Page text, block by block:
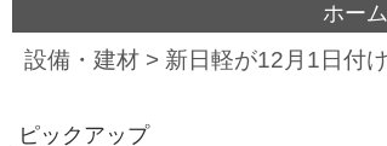
ホーム
設備・建材 > 新日軽が12月1日付
ピックアップ